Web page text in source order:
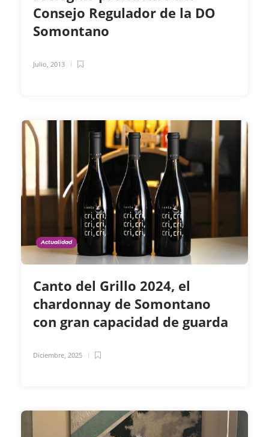
Consejo Regulador de la DO
Somontano
Julio, 2013
Actualidad
Canto del Grillo 2024, el
chardonnay de Somontano
con gran capacidad de guarda
Diciembre, 2025